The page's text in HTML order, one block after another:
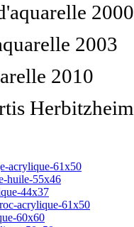
2000
2003
2010